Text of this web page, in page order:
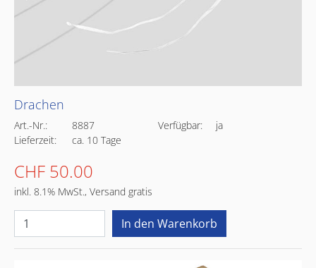
Drachen
Art.-Nr.: 8887 Verfügbar:
ja
Lieferzeit:
ca. 10 Tage
CHF 50.00
inkl. 8.1% MwSt., Versand gratis